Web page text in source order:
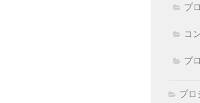
プ
コ
プ
プロ